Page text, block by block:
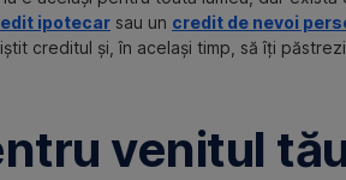
ipotecar sau un credit de nevoi
creditul și, în același timp, să îți
venitul